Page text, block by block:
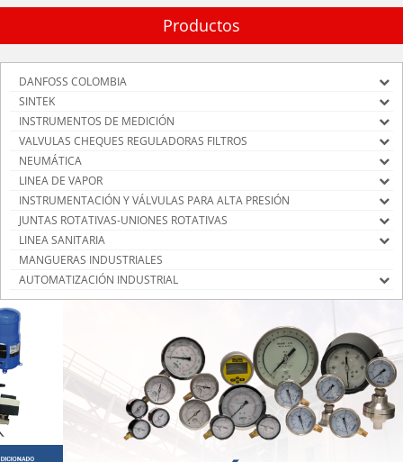
Productos
DANFOSS COLOMBIA
SINTEK
INSTRUMENTOS DE MEDICIÓN
VALVULAS CHEQUES REGULADORAS FILTROS
NEUMÁTICA
LINEA DE VAPOR
INSTRUMENTACIÓN Y VÁLVULAS PARA ALTA PRESIÓN
JUNTAS ROTATIVAS-UNIONES ROTATIVAS
LINEA SANITARIA
MANGUERAS INDUSTRIALES
AUTOMATIZACIÓN INDUSTRIAL